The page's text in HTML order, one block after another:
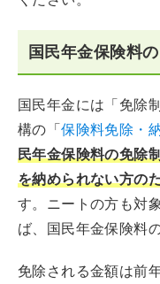
国民年金保険料
国民年金には「免除
構の「保険料免除・
民年金保険料の免除
を納められない方の
す。ニートの方も対
ば、国民年金保険料
免除される金額は前